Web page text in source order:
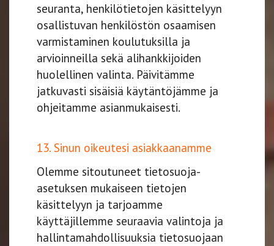
seuranta, henkilötietojen käsittelyyn
osallistuvan henkilöstön osaamisen
varmistaminen koulutuksilla ja
arvioinneilla sekä alihankkijoiden
huolellinen valinta. Päivitämme
jatkuvasti sisäisiä käytäntöjämme ja
ohjeitamme asianmukaisesti.​​​​​​​
13. Sinun oikeutesi asiakkaanamme
Olemme sitoutuneet tietosuoja-
asetuksen mukaiseen tietojen
käsittelyyn ja tarjoamme
käyttäjillemme seuraavia valintoja ja
hallintamahdollisuuksia tietosuojaan